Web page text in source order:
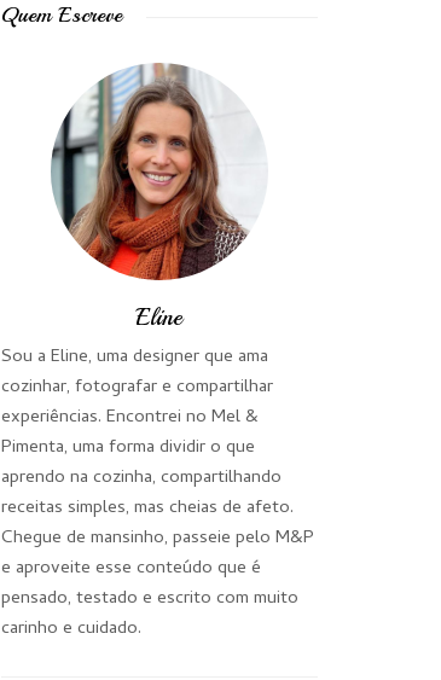
Quem Escreve
Eline
Sou a Eline, uma designer que ama
cozinhar, fotografar e compartilhar
experiências. Encontrei no Mel &
Pimenta, uma forma dividir o que
aprendo na cozinha, compartilhando
receitas simples, mas cheias de afeto.
Chegue de mansinho, passeie pelo M&P
e aproveite esse conteúdo que é
pensado, testado e escrito com muito
carinho e cuidado.